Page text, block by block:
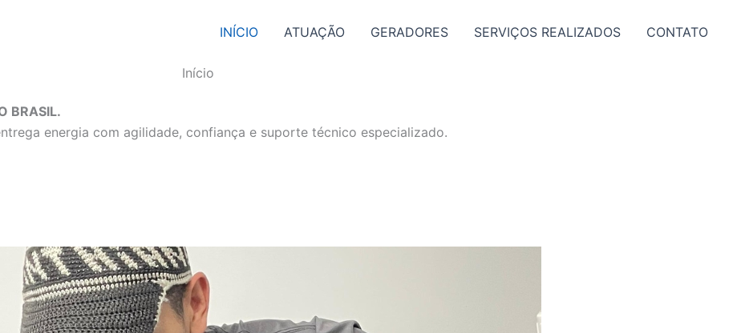
INÍCIO ATUAÇÃO GERADORES SERVIÇOS REALIZADOS CONTATO
Início
BRASIL.
energia com agilidade, confiança e suporte técnico especializado.